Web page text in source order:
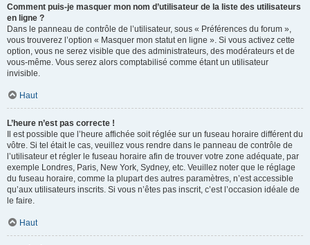
Comment puis-je masquer mon nom d’utilisateur de la liste des utilisateurs
en ligne ?
Dans le panneau de contrôle de l’utilisateur, sous « Préférences du forum »,
vous trouverez l’option « Masquer mon statut en ligne ». Si vous activez cette
option, vous ne serez visible que des administrateurs, des modérateurs et de
vous-même. Vous serez alors comptabilisé comme étant un utilisateur
invisible.
Haut
L’heure n’est pas correcte !
Il est possible que l’heure affichée soit réglée sur un fuseau horaire différent du
vôtre. Si tel était le cas, veuillez vous rendre dans le panneau de contrôle de
l’utilisateur et régler le fuseau horaire afin de trouver votre zone adéquate, par
exemple Londres, Paris, New York, Sydney, etc. Veuillez noter que le réglage
du fuseau horaire, comme la plupart des autres paramètres, n’est accessible
qu’aux utilisateurs inscrits. Si vous n’êtes pas inscrit, c’est l’occasion idéale de
le faire.
Haut